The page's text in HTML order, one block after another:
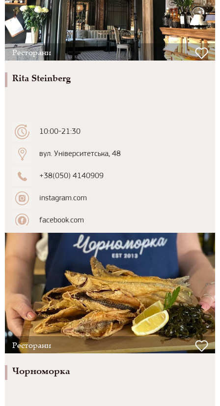
Ресторани
Rita Steinberg
10:00-21:30
вул. Університетська, 48
+38(050) 4140909
instagram.com
facebook.com
Ресторани
Чорноморка